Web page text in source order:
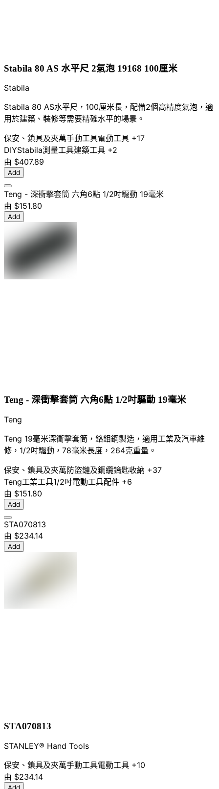
Stabila 80 AS 水平尺 2氣泡 19168 100厘米
Stabila
Stabila 80 AS水平尺，100厘米長，配備2個高精度氣泡，適
用於建築、裝修等需要精確水平的場景。
保安、鎖具及夾萬手動工具電動工具 +17
DIYStabila測量工具建築工具 +2
由 $407.89
Add
Teng - 深衝擊套筒 六角6點 1/2吋驅動 19毫米
由 $151.80
Add
Teng - 深衝擊套筒 六角6點 1/2吋驅動 19毫米
Teng
Teng 19毫米深衝擊套筒，鉻鉬鋼製造，適用工業及汽車維
修，1/2吋驅動，78毫米長度，264克重量。
保安、鎖具及夾萬防盜鏈及鋼纜鑰匙收納 +37
Teng工業工具1/2吋電動工具配件 +6
由 $151.80
Add
STA070813
由 $234.14
Add
STA070813
STANLEY® Hand Tools
保安、鎖具及夾萬手動工具電動工具 +10
由 $234.14